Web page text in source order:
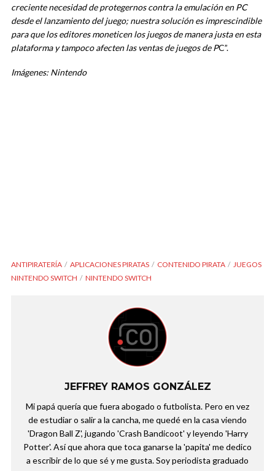
creciente necesidad de protegernos contra la emulación en PC
desde el lanzamiento del juego; nuestra solución es imprescindible
para que los editores moneticen los juegos de manera justa en esta
plataforma y tampoco afecten las ventas de juegos de PC”.
Imágenes: Nintendo
ANTIPIRATERÍA APLICACIONES PIRATAS CONTENIDO PIRATA
JUEGOS
NINTENDO SWITCH
NINTENDO SWITCH
JEFFREY RAMOS GONZÁLEZ
Mi papá quería que fuera abogado o futbolista. Pero en vez
de estudiar o salir a la cancha, me quedé en la casa viendo
'Dragon Ball Z', jugando 'Crash Bandicoot' y leyendo 'Harry
Potter'. Así que ahora que toca ganarse la 'papita' me dedico
a escribir de lo que sé y me gusta. Soy periodista graduado